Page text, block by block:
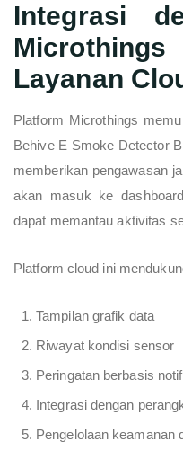
Integrasi
Layanan
Platform Microthings
Behive E Smoke Detector
memberikan pengawasan
akan masuk ke
dapat memantau aktivitas
Platform cloud ini
Tampilan grafik data
Riwayat kondisi sensor
Peringatan berbasis
Integrasi dengan
Pengelolaan keamanan